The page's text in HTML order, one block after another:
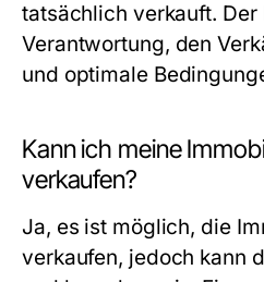
tatsächlich verkauft. Der
Verantwortung, den
und optimale
Kann ich meine
verkaufen?
Ja, es ist möglich, die
verkaufen, jedoch kann